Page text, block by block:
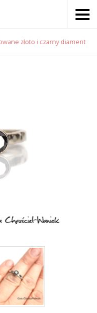
złoto i czarny diament